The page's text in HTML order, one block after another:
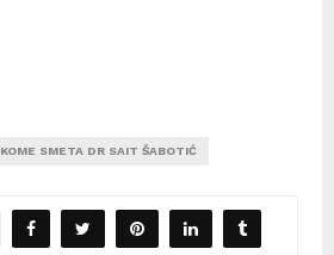
KOME SMETA DR SAIT ŠABOTIĆ